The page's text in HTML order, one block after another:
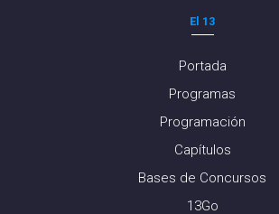
El 13
Portada
Programas
Programación
Capítulos
Bases de Concursos
13Go